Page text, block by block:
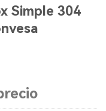
Simple 304